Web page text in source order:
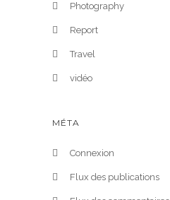
Photography
Report
Travel
vidéo
MÉTA
Connexion
Flux des publications